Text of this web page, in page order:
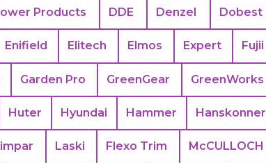
Products DDE Denzel Dobest
Enifield Elitech Elmos Expert Fujii
Garden Pro GreenGear GreenWorks
Huter Hyundai Hammer Hanskonner
Laski Flexo Trim McCULLOCH